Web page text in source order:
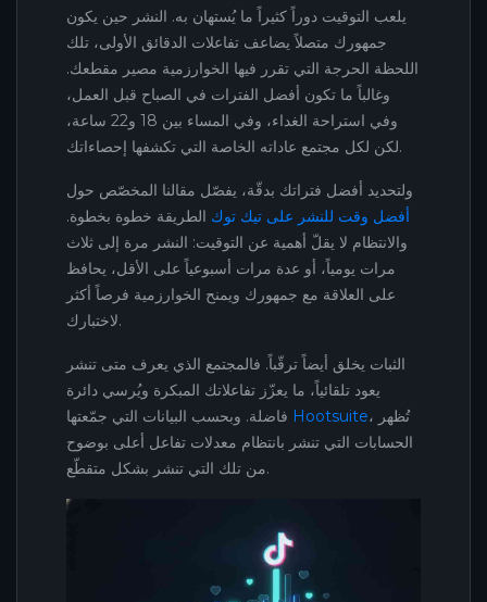
يلعب التوقيت دوراً كثيراً ما يُستهان به. النشر حين يكون
جمهورك متصلاً يضاعف تفاعلات الدقائق الأولى، تلك
اللحظة الحرجة التي تقرر فيها الخوارزمية مصير مقطعك.
وغالباً ما تكون أفضل الفترات في الصباح قبل العمل،
وفي استراحة الغداء، وفي المساء بين 18 و22 ساعة،
لكن لكل مجتمع عاداته الخاصة التي تكشفها إحصاءاتك.
ولتحديد أفضل فتراتك بدقّة، يفصّل مقالنا المخصّص حول
أفضل وقت للنشر على تيك توك الطريقة خطوة بخطوة.
والانتظام لا يقلّ أهمية عن التوقيت: النشر مرة إلى ثلاث
مرات يومياً، أو عدة مرات أسبوعياً على الأقل، يحافظ
على العلاقة مع جمهورك ويمنح الخوارزمية فرصاً أكثر
لاختبارك.
الثبات يخلق أيضاً ترقّباً. فالمجتمع الذي يعرف متى تنشر
يعود تلقائياً، ما يعزّز تفاعلاتك المبكرة ويُرسي دائرة
Hootsuite، تُظهر
الحسابات التي تنشر بانتظام معدلات تفاعل أعلى بوضوح
من تلك التي تنشر بشكل متقطّع.